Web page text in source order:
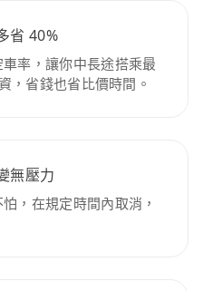
省 40%
率，讓你中長途搭乘最
，省錢也省比價時間。
無壓力
，在規定時間內取消，